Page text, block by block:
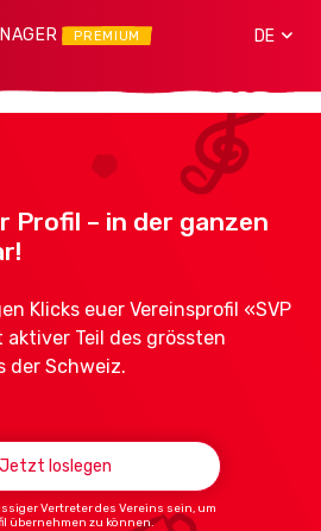
PREMIUM DE
Profil – in der ganzen
Klicks euer Vereinsprofil «SVP
Teil des grössten
der Schweiz.
Jetzt loslegen
Vertreter des Vereins sein, um
übernehmen zu können.